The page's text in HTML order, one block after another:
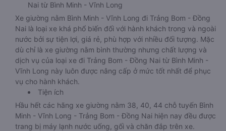
Nai từ Bình Minh - Vĩnh Long
Xe giường nằm Bình Minh - Vĩnh Long đi Trảng Bom - Đồng
Nai là loại xe khá phổ biến đối với hành khách trong và ngoài
nước bởi sự tiện lợi, giá rẻ, phù hợp với nhiều đối tượng. Mặc
dù chỉ là xe giường nằm bình thường nhưng chất lượng và
dịch vụ của loại xe đi Trảng Bom - Đồng Nai từ Bình Minh -
Vĩnh Long này luôn được nâng cấp ở mức tốt nhất để phục
vụ cho hành khách.
Tiện ích
Hầu hết các hãng xe giường nằm 38, 40, 44 chỗ tuyến Bình
Minh - Vĩnh Long - Trảng Bom - Đồng Nai hiện nay đều được
trang bị máy lạnh nước uống, gối và chăn đắp trên xe.